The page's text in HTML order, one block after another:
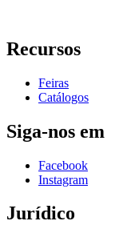
Recursos
Feiras
Catálogos
Siga-nos em
Facebook
Instagram
Jurídico